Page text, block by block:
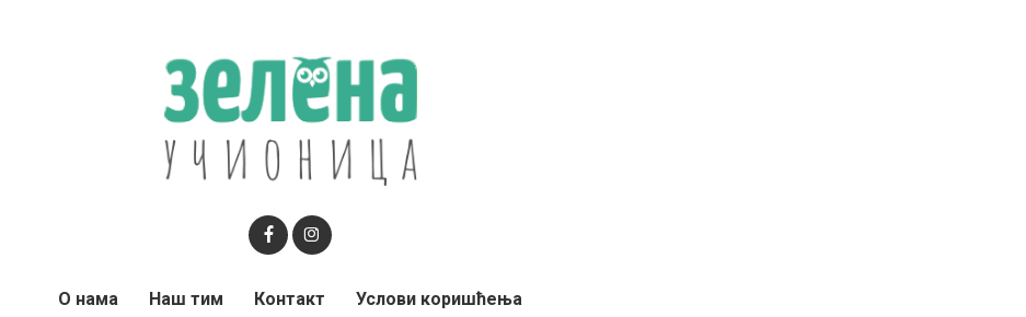
О нама Наш тим Контакт Услови коришћења